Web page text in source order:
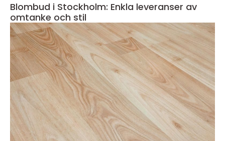
Blombud i Stockholm: Enkla leveranser av
omtanke och stil